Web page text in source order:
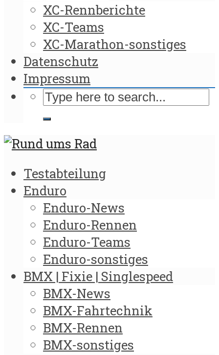
XC-Rennberichte
XC-Teams
XC-Marathon-sonstiges
Datenschutz
Impressum
Testabteilung
Enduro
Enduro-News
Enduro-Rennen
Enduro-Teams
Enduro-sonstiges
BMX | Fixie | Singlespeed
BMX-News
BMX-Fahrtechnik
BMX-Rennen
BMX-sonstiges